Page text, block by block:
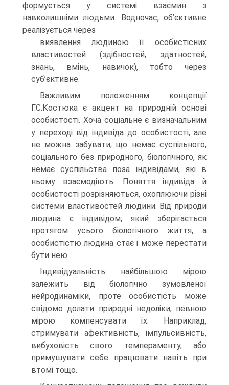
формується у системі взаємин з
навколишніми людьми. Водночас, об’єктивне
реалізується через
виявлення людиною її особистісних
властивостей (здібностей, здатностей,
знань, вмінь, навичок), тобто через
суб’єктивне.
Важливим положенням концепції
Г.С.Костюка є акцент на природ­ній основі
особистості. Хоча соціальне є визначальним
у переході від індивіда до особистості, але
не можна забувати, що немає суспільного,
соціального без природного, біологічного, як
немає суспільства поза ін­дивідами, які в
ньому взаємодіють. Поняття індивіда й
особистості розріз­няються, охоплюючи різні
системи властивостей людини. Від природи
лю­дина є індивідом, який зберігається
протягом усього біологічного життя, а
особистістю людина стає і може перестати
бути нею.
Індивідуальність найбільшою мірою
залежить від біологічно зумовленої
нейродинаміки, проте особистість може
свідомо долати природні недоліки, певною
мірою компенсувати їх. Наприклад,
стримува­ти афективність, імпульсивність,
вибуховість свого темпераменту, або
примушувати себе працювати навіть при
втомі тощо.